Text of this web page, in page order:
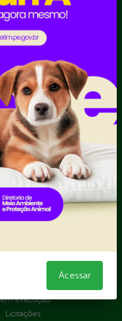
Portal Transporte
Escolar
Contratos
Contratos Administrativos
Despesas
I - Anexo I - Ficha de
Registro de Fornecedor -
Forma Indireta
II - Anexo II - Ficha de
Orçamentária das Rotas
em execução
Licitações
Acessar